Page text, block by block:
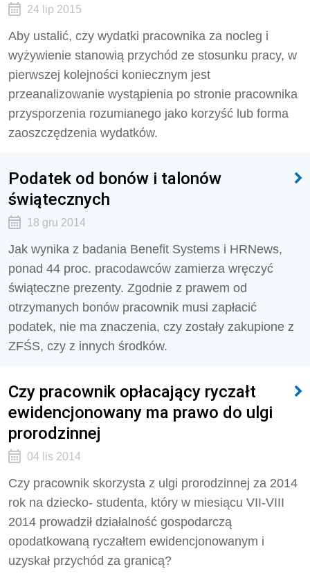
24 lip 2015
Aby ustalić, czy wydatki pracownika za nocleg i
wyżywienie stanowią przychód ze stosunku pracy, w
pierwszej kolejności koniecznym jest
przeanalizowanie wystąpienia po stronie pracownika
przysporzenia rozumianego jako korzyść lub forma
zaoszczędzenia wydatków.
Podatek od bonów i talonów
świątecznych
18 gru 2014
Jak wynika z badania Benefit Systems i HRNews,
ponad 44 proc. pracodawców zamierza wręczyć
świąteczne prezenty. Zgodnie z prawem od
otrzymanych bonów pracownik musi zapłacić
podatek, nie ma znaczenia, czy zostały zakupione z
ZFŚS, czy z innych środków.
Czy pracownik opłacający ryczałt
ewidencjonowany ma prawo do ulgi
prorodzinnej
04 lis 2014
Czy pracownik skorzysta z ulgi prorodzinnej za 2014
rok na dziecko- studenta, który w miesiącu VII-VIII
2014 prowadził działalność gospodarczą
opodatkowaną ryczałtem ewidencjonowanym i
uzyskał przychód za granicą?